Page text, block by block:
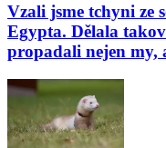
Vzali jsme tchyni ze
Egypta. Dělala
propadali nejen my,